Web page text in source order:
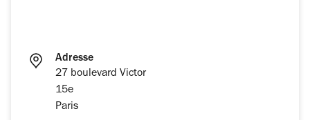
Adresse
27 boulevard Victor
15e
Paris